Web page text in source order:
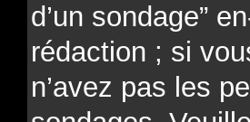
d’un sondage”
rédaction ; si
n’avez pas les